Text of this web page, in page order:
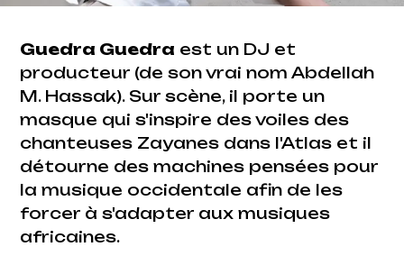
Guedra Guedra est un DJ et
producteur (de son vrai nom Abdellah
M. Hassak). Sur scène, il porte un
masque qui s'inspire des voiles des
chanteuses Zayanes dans l'Atlas et il
détourne des machines pensées pour
la musique occidentale afin de les
forcer à s'adapter aux musiques
africaines.